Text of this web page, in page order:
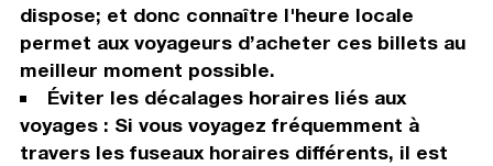
dispose; et donc connaître l'heure locale
permet aux voyageurs d’acheter ces billets au
meilleur moment possible.
Éviter les décalages horaires liés aux
voyages : Si vous voyagez fréquemment à
travers les fuseaux horaires différents, il est